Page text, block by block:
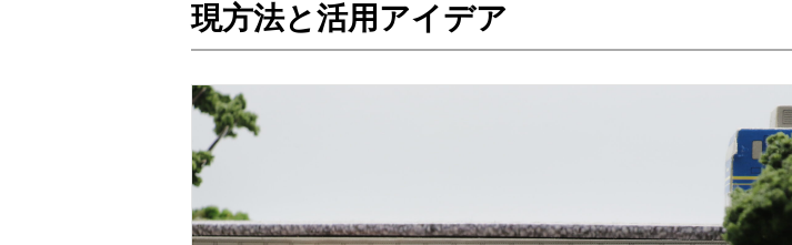
現方法と活用アイデア